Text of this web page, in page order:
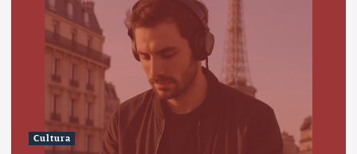
Cultura